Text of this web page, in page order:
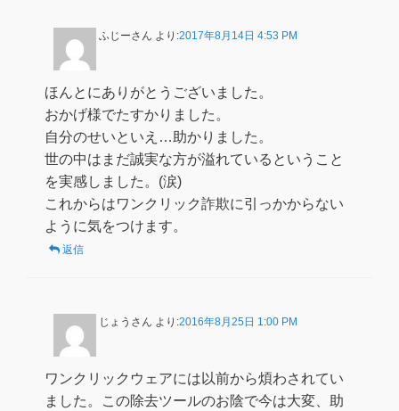
ふじーさん より:2017年8月14日 4:53 PM
ほんとにありがとうございました。
おかげ様でたすかりました。
自分のせいといえ…助かりました。
世の中はまだ誠実な方が溢れているということ
を実感しました。(涙)
これからはワンクリック詐欺に引っかからない
ように気をつけます。
返信
じょうさん より:2016年8月25日 1:00 PM
ワンクリックウェアには以前から煩わされてい
ました。この除去ツールのお陰で今は大変、助